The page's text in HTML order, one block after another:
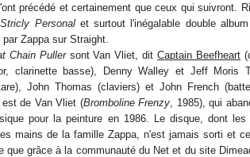
précédé et certainement que ceux qui suivront.
Stricly Personalet surtout l'inégalable double album
par Zappa sur Straight.
Chain Pullersont Van Vliet, ditCaptain Beefheart
clarinette basse), Denny Walley et Jeff Moris
John Thomas (claviers) et John French
de Van Vliet (Bromboline Frenzy , 1985), qui
pour la peinture en 1986. Le disque, dont les
mains de la famille Zappa, n'est jamais sorti et
que grâce à la communauté du Net et du site